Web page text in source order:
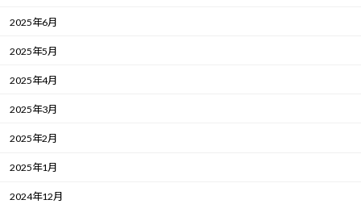
2025年6月
2025年5月
2025年4月
2025年3月
2025年2月
2025年1月
2024年12月